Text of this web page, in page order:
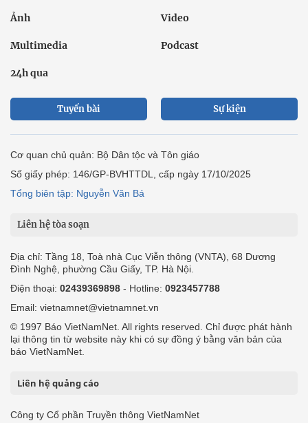
Ảnh Video
Multimedia Podcast
24h qua
Tuyến bài Sự kiện
Cơ quan chủ quản: Bộ Dân tộc và Tôn giáo
Số giấy phép: 146/GP-BVHTTDL, cấp ngày 17/10/2025
Tổng biên tập: Nguyễn Văn Bá
Liên hệ tòa soạn
Địa chỉ: Tầng 18, Toà nhà Cục Viễn thông (VNTA), 68 Dương
Đình Nghệ, phường Cầu Giấy, TP. Hà Nội.
Điện thoại: 02439369898 - Hotline: 0923457788
Email: vietnamnet@vietnamnet.vn
© 1997 Báo VietNamNet. All rights reserved. Chỉ được phát hành
lại thông tin từ website này khi có sự đồng ý bằng văn bản của
báo VietNamNet.
Liên hệ quảng cáo
Công ty Cổ phần Truyền thông VietNamNet